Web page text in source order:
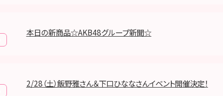
本日の新商品☆AKB48グループ新聞☆
2/28（土）飯野雅さん＆下口ひななさんイベント開催決定！